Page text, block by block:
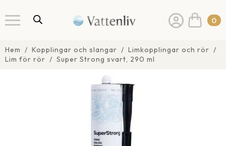
0
Hem Kopplingar och slangar
Limkopplingar och rör
Lim för rör
Super Strong svart, 290 ml